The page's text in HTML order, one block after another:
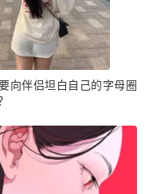
向伴侣坦白自己的字母圈